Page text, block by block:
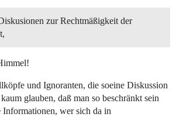
zur Rechtmäßigkeit der
und Ignoranten, die soeine Diskussion
glauben, daß man so beschränkt sein
Informationen, wer sich da in